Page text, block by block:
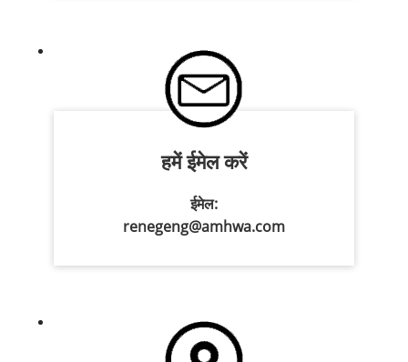
हमें ईमेल करें
ईमेल:
renegeng@amhwa.com